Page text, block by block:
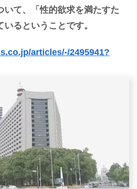
いて、「性的欲求を満たすた
るということです。
articles/-/2495941?